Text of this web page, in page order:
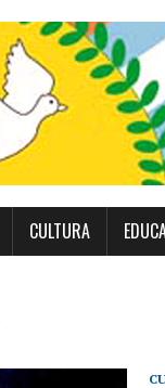
CULTURA